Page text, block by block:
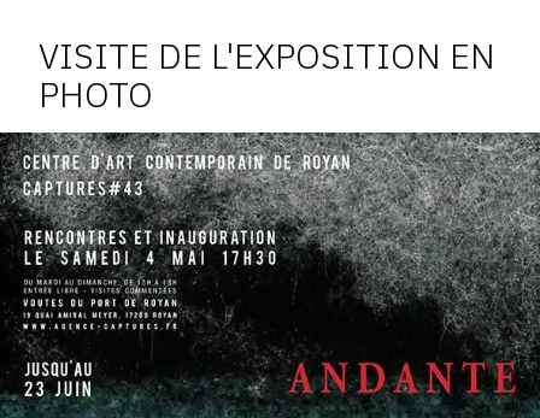
l'exposition
VISITE DE L'EXPOSITION EN
PHOTO